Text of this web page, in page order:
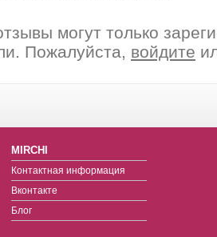
могут только
Пожалуйста, войдите
MIRCHI
Контактная информация
Вконтакте
Блог